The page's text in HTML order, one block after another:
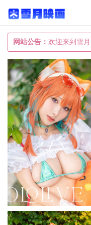
网站公告： 欢迎来到雪